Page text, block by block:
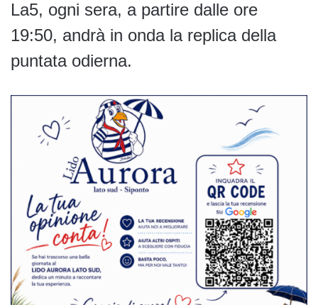
La5, ogni sera, a partire dalle ore
19:50, andrà in onda la replica della
puntata odierna.